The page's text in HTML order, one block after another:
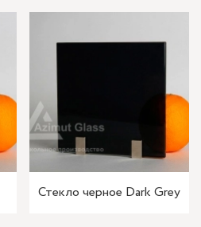
Стекло черное Dark Grey